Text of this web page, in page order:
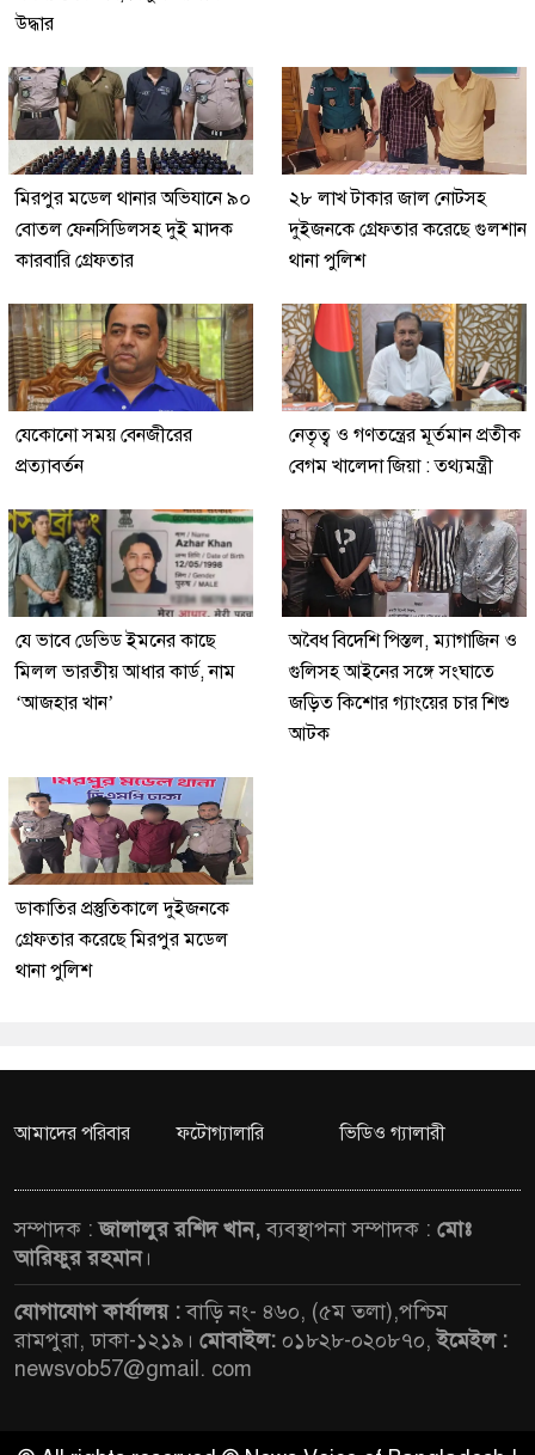
উদ্ধার
মিরপুর মডেল থানার অভিযানে ৯০
বোতল ফেনসিডিলসহ দুই মাদক
কারবারি গ্রেফতার
২৮ লাখ টাকার জাল নোটসহ
দুইজনকে গ্রেফতার করেছে গুলশান
থানা পুলিশ
যেকোনো সময় বেনজীরের
প্রত্যাবর্তন
নেতৃত্ব ও গণতন্ত্রের মূর্তমান প্রতীক
বেগম খালেদা জিয়া : তথ্যমন্ত্রী
যে ভাবে ডেভিড ইমনের কাছে
মিলল ভারতীয় আধার কার্ড, নাম
‘আজহার খান’
অবৈধ বিদেশি পিস্তল, ম্যাগাজিন ও
গুলিসহ আইনের সঙ্গে সংঘাতে
জড়িত কিশোর গ্যাংয়ের চার শিশু
আটক
ডাকাতির প্রস্তুতিকালে দুইজনকে
গ্রেফতার করেছে মিরপুর মডেল
থানা পুলিশ
আমাদের পরিবার ফটোগ্যালারি ভিডিও গ্যালারী
সম্পাদক :জালালুর রশিদ খান,ব্যবস্থাপনা সম্পাদক : মোঃ
আরিফুর রহমান।
যোগাযোগ কার্যালয় :বাড়ি নং- ৪৬০, (৫ম তলা),পশ্চিম
রামপুরা, ঢাকা-১২১৯। মোবাইল: ০১৮২৮-০২০৮৭০,ইমেইল :
newsvob57@gmail. com